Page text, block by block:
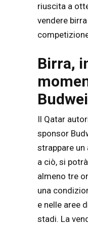
riuscita a
vendere
Birra,
Il Qatar
sponsor
strappare un
a ciò, si
almeno tre
una
e nelle aree
stadi. La